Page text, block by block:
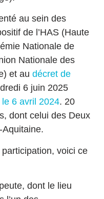
au sein des
de l’HAS (Haute
Nationale de
Nationale des
et au décret de
6 juin 2025
le 6 avril 2024. 20
dont celui des Deux
voici ce
dont le lieu